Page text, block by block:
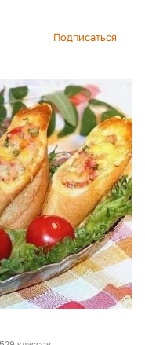
Подписаться